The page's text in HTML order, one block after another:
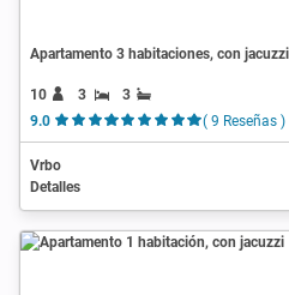
Apartamento 3 habitaciones, con jacuzzi
10 3
3
9.0
( 9 Reseñas )
Vrbo
Detalles